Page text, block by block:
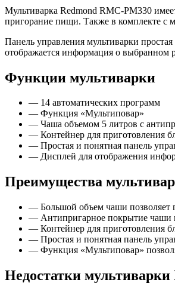
Мультиварка Redmond RMC-PM330
пригорание пищи. Также в комплекте с
Панель управления мультиварки
отображается информация о выбранном
Функции мультиварки
— 14 автоматических программ
— Функция «Мультиповар»
— Чаша объемом 5 литров с
— Контейнер для приготовления
— Простая и понятная панель
— Дисплей для отображения
Преимущества
— Большой объем чаши позволяет
— Антипригарное покрытие чаши
— Контейнер для приготовления
— Простая и понятная панель
— Функция «Мультиповар»
Недостатки